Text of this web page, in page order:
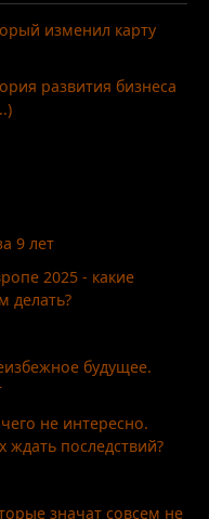
изменил карту
развития бизнеса
9 лет
2025 - какие
делать?
будущее.
не интересно.
ждать последствий?
значат совсем не